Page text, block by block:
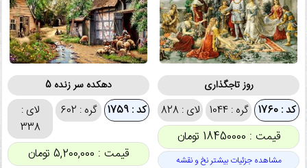
روز تاجگذاری
کد : 1760 گره : 1044 لای : 828
قیمت : 18450000 تومان
مشاهده جزئیات بیشتر نخ و نقشه
دهکده سر زنده 5
کد : 1759 گره : 602
لای :
338
قیمت : 5,200,000 تومان